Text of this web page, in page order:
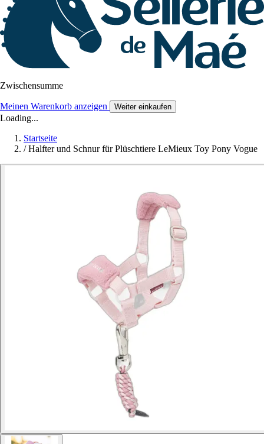
Zwischensumme
Meinen Warenkorb anzeigen Weiter einkaufen
Loading...
Startseite
/ Halfter und Schnur für Plüschtiere LeMieux Toy Pony Vogue